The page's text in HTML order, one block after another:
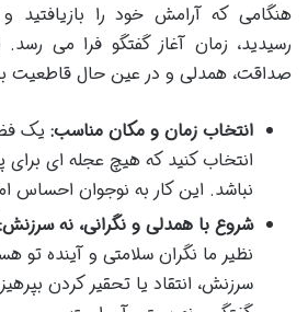
هنگامی که آرامش خود را بازیافتید
رسیدید، زمان آغاز گفتگو فرا می رسد.
صداقت، همدلی و در عین حال قاطعیت
انتخاب زمان و مکان مناسب: یک
انتخاب کنید که هیچ عجله ای برای
نباشد. این کار به نوجوان احساس
شروع با همدلی و نگرانی، نه سرزنش:
نظیر ما نگران سلامتی و آینده تو
سرزنش، انتقاد یا تحقیر کردن